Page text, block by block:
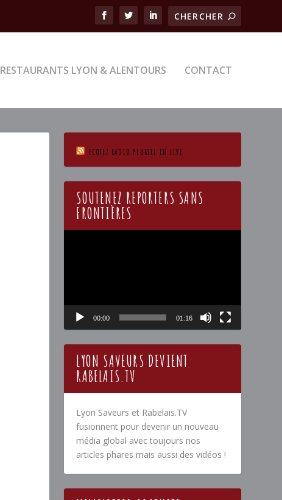
RESTAURANTS LYON & ALENTOURS CONTACT
ECOTEZ RADIO PLURIEL EN LIVE
SOUTENEZ REPORTERS SANS
FRONTIÈRES
00:00 01:16
LYON SAVEURS DEVIENT
RABELAIS.TV
Lyon Saveurs et Rabelais.TV
fusionnent pour devenir un nouveau
média global avec toujours nos
articles phares mais aussi des vidéos !